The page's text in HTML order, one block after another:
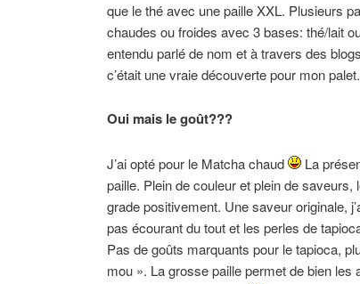
que le thé avec une paille XXL. Plusieurs
chaudes ou froides avec 3 bases: thé/lait
entendu parlé de nom et à travers des
c’était une vraie découverte pour mon palet.
Oui mais le goût???
J’ai opté pour le Matcha chaud
La
paille. Plein de couleur et plein de
grade positivement. Une saveur originale,
pas écourant du tout et les perles de
Pas de goûts marquants pour le tapioca,
mou ». La grosse paille permet de bien